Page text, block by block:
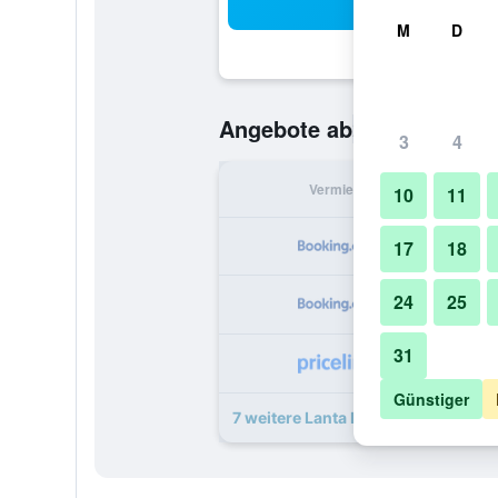
Angebote ab20 € Günstigste
Vermieter
7 weitere Lanta Local Hut Angebote
M D
3 4
10 11
17 18
24 25
31
Günstiger